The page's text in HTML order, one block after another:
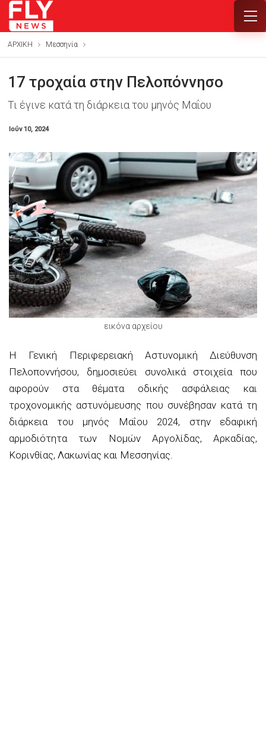
ΑΡΧΙΚΗ Μεσσηνία
17 τροχαία στην Πελοπόννησο
Τι έγινε κατά τη διάρκεια του μηνός Μαΐου
Ιούν 10, 2024
εικόνα αρχείου
Η Γενική Περιφερειακή Αστυνομική Διεύθυνση
Πελοποννήσου, δημοσιεύει συνολικά στοιχεία που
αφορούν στα θέματα οδικής ασφάλειας και
τροχονομικής αστυνόμευσης που συνέβησαν κατά τη
διάρκεια του μηνός
Μαΐου 2024, στην εδαφική
αρμοδιότητα των Νομών Αργολίδας, Αρκαδίας,
Κορινθίας, Λακωνίας και Μεσσηνίας